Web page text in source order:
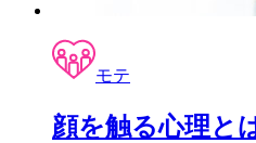
モテ
顔を触る心理と